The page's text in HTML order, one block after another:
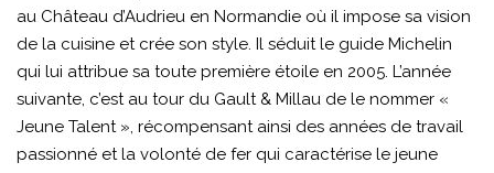
au Château d’Audrieu en Normandie où il impose sa vision
de la cuisine et crée son style. Il séduit le guide Michelin
qui lui attribue sa toute première étoile en 2005. L’année
suivante, c’est au tour du Gault & Millau de le nommer «
Jeune Talent », récompensant ainsi des années de travail
passionné et la volonté de fer qui caractérise le jeune